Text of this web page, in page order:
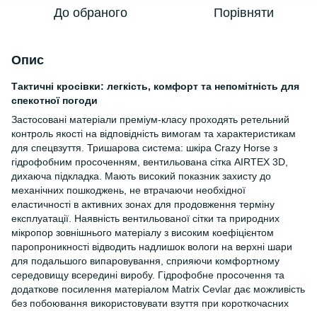
До обраного Порівняти
Опис
Тактичні кросівки: легкість, комфорт та непомітність для
спекотної погоди
Застосовані матеріали преміум-класу проходять ретельний
контроль якості на відповідність вимогам та характеристикам
для спецвзуття. Тришарова система: шкіра Crazy Horse з
гідрофобним просоченням, вентильована сітка AIRTEX 3D,
дихаюча підкладка. Мають високий показник захисту до
механічних пошкоджень, не втрачаючи необхідної
еластичності в активних зонах для продовження терміну
експлуатації. Наявність вентильованої сітки та природних
мікропор зовнішнього матеріалу з високим коефіцієнтом
паропроникності відводить надлишок вологи на верхні шари
для подальшого випаровування, сприяючи комфортному
середовищу всередині виробу. Гідрофобне просочення та
додаткове посилення матеріалом Matrix Cevlar дає можливість
без побоювання використовувати взуття при короткочасних